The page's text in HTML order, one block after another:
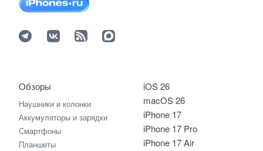
iOS 26
macOS 26
iPhone 17
iPhone 17 Pro
iPhone 17 Air
Обзоры
Наушники и колонки
Аккумуляторы и зарядки
Смартфоны
Планшеты